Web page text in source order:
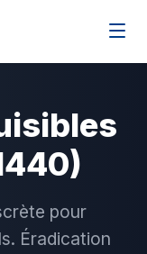
pour
Éradication